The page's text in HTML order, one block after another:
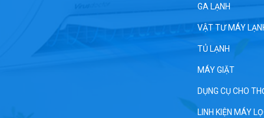
GA LẠNH
VẬT TƯ MÁY
TỦ LẠNH
MÁY GIẶT
DỤNG CỤ CHO
LINH KIỆN MÁY